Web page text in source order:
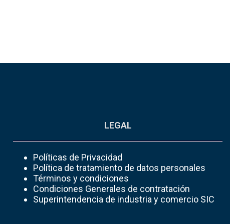
LEGAL
Políticas de Privacidad
Política de tratamiento de datos personales
Términos y condiciones
Condiciones Generales de contratación
Superintendencia de industria y comercio SIC